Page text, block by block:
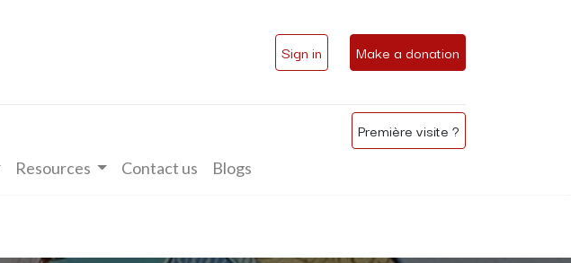
Sign in Make a donation
Première visite ?
Resources Contact us Blogs